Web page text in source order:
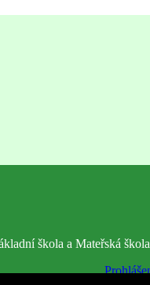
škola a Mateřská